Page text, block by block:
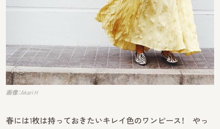
画像：Akari H
春には1枚は持っておきたいキレイ色のワンピース！ やっ